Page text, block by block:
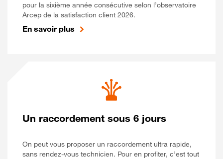
pour la sixième année consécutive selon l’observatoire
Arcep de la satisfaction client 2026.
En savoir plus
Un raccordement sous 6 jours
On peut vous proposer un raccordement ultra rapide,
sans rendez-vous technicien. Pour en profiter, c’est tout